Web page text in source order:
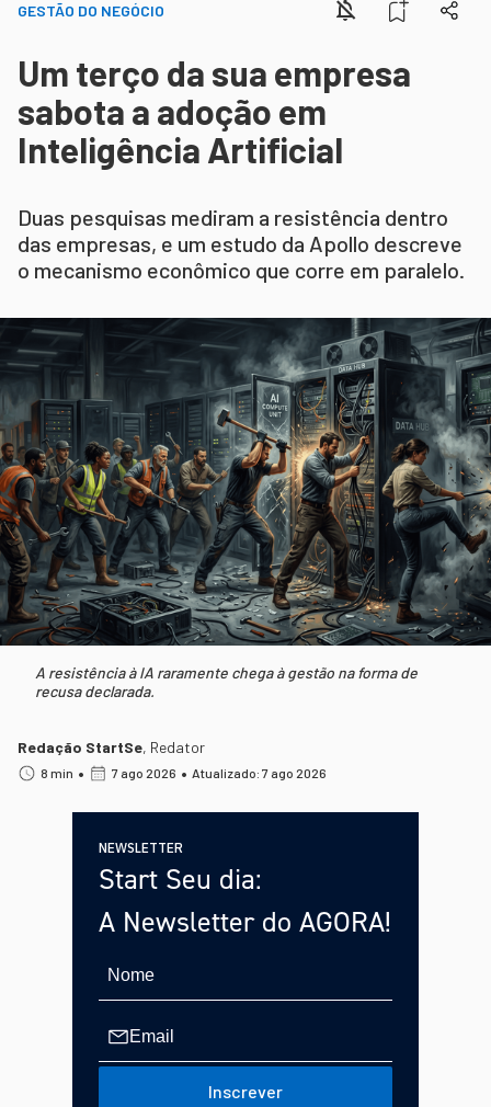
GESTÃO DO NEGÓCIO
Um terço da sua empresa
sabota a adoção em
Inteligência Artificial
Duas pesquisas mediram a resistência dentro
das empresas, e um estudo da Apollo descreve
o mecanismo econômico que corre em paralelo.
A resistência à IA raramente chega à gestão na forma de
recusa declarada.
Redação StartSe, Redator
8 min • 7 ago 2026 • Atualizado: 7 ago 2026
NEWSLETTER
Start Seu dia:
A Newsletter do AGORA!
Inscrever